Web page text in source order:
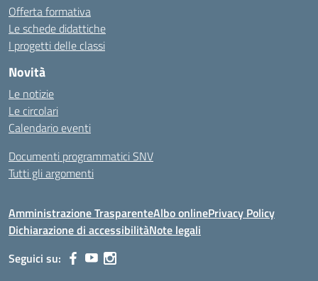
Offerta formativa
Le schede didattiche
I progetti delle classi
Novità
Le notizie
Le circolari
Calendario eventi
Documenti programmatici SNV
Tutti gli argomenti
Amministrazione TrasparenteAlbo onlinePrivacy Policy
Dichiarazione di accessibilitàNote legali
Seguici su: